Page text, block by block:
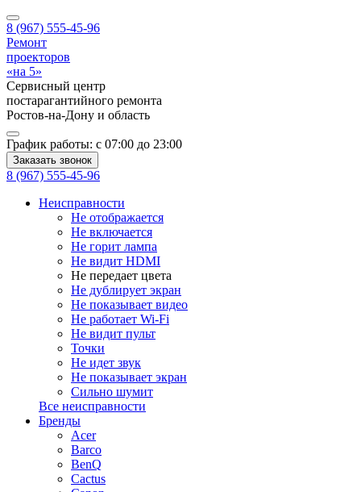
8 (967) 555-45-96
Ремонт
проекторов
«на 5»
Сервисный центр
постарагантийного ремонта
Ростов-на-Дону и область
График работы: с 07:00 до 23:00
Заказать звонок
8 (967) 555-45-96
Неисправности
Не отображается
Не включается
Не горит лампа
Не видит HDMI
Не передает цвета
Не дублирует экран
Не показывает видео
Не работает Wi-Fi
Не видит пульт
Точки
Не идет звук
Не показывает экран
Сильно шумит
Все неисправности
Бренды
Acer
Barco
BenQ
Cactus